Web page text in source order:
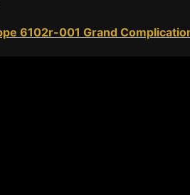
6102r-001 Grand